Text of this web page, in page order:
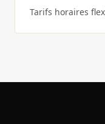
Tarifs horaires